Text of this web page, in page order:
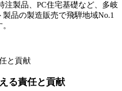
注製品、PC住宅基礎など、多岐
品の製造販売で飛騨地域No.1
る責任と貢献